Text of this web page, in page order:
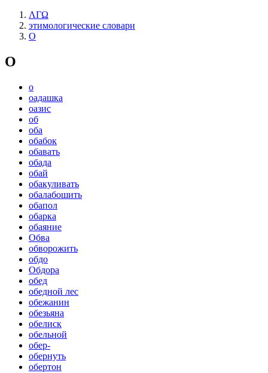
ΛΓΩ
этимологические словари
О
О
о
оадашка
оазис
об
оба
обабок
обавать
обада
обай
обакуливать
обалабошить
обапол
обарка
обаяние
Обва
обворожить
обдо
Обдора
обед
обедной лес
обежанин
обезьяна
обелиск
обельной
обер-
обернуть
обертон